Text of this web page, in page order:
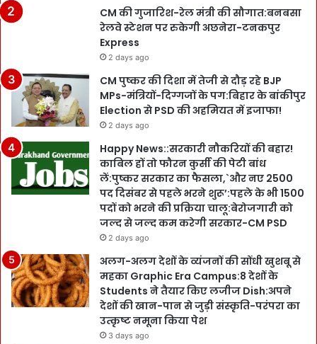
CM की गुजारिश-रेल मंत्री की सौगात:बनबसा
रेलवे स्टेशन पर रुकेगी अछनेरा-टनकपुर
Express
2 days ago
CM पुष्कर की दिशा में तेजी से दौड़ रहे BJP
MPs-मंत्रियों-दिग्गजों के पग:बिहार के बांकीपुर
Election से PSD की अहमियत में इजाफा!
2 days ago
Happy News::सरकारी नौकरियों की बहार!
काबिल हों तो फौरन कुर्सी की पेटी बांध
लें:पुष्कर सरकार का फैसला,`और नए 2500
पद दिसंबर से पहले भरने शुरू’:पहले के भी 1500
पदों को भरने की प्रक्रिया चालू:बेरोजगारी को
जल्द से जल्द कम करेगी सरकार-CM PSD
2 days ago
अलग-अलग देशों के व्यंजनों की सोंधी खुशबू से
महका Graphic Era Campus:8 देशों के
Students ने तैयार किए लजीज Dish:अपने
देशों की खान-पान से जुड़ी संस्कृति-परंपरा का
उत्कृष्ट नमूना किया पेश
3 days ago